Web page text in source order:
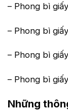
– Phong bì
– Phong bì
– Phong bì
– Phong bì
Những